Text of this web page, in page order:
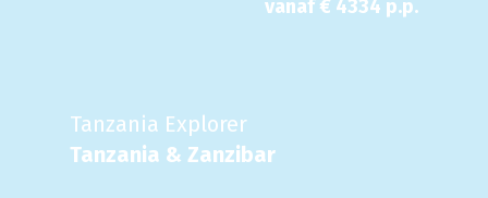
vanaf € 4334 p.p.
Tanzania Explorer
Tanzania & Zanzibar